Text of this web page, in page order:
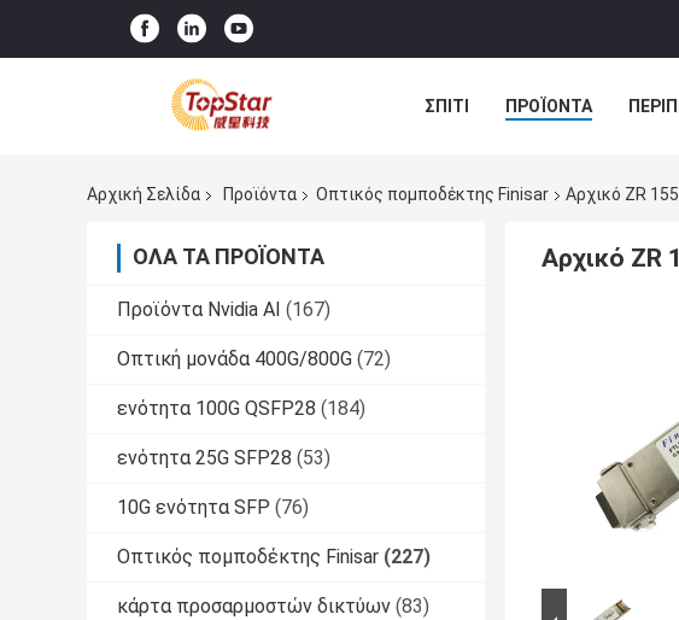
ΣΠΊΤΙ ΠΡΟΪΌΝΤΑ
Αρχική Σελίδα Προϊόντα Οπτικός πομποδέκτης Finisar Αρχικό ZR
ΌΛΑ ΤΑ ΠΡΟΪΌΝΤΑ
Προϊόντα Nvidia AI (167)
Οπτική μονάδα 400G/800G (72)
ενότητα 100G QSFP28 (184)
ενότητα 25G SFP28 (53)
10G ενότητα SFP (76)
Οπτικός πομποδέκτης Finisar (227)
κάρτα προσαρμοστών δικτύων (83)
Αρχικό ZR